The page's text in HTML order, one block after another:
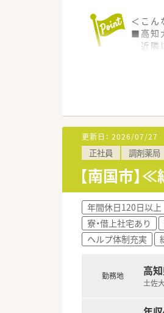
＜こん
■高知
近隣
広々
■お
■薬剤
＜業務
■調剤
■総合
■処方
■投薬
■在宅
＜研修
■ご入
ベテ
■認定
■1年
ます
■保
■希望
更新日： 2026/07/27
正社員 調剤薬局
【南国市】
年間休日120日以上
寮・借上社宅あり
ヘルプ体制充実
勤務地 高
土佐